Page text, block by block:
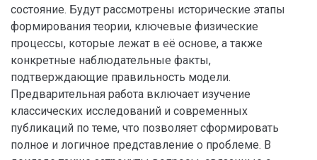
состояние. Будут рассмотрены исторические этапы
формирования теории, ключевые физические
процессы, которые лежат в её основе, а также
конкретные наблюдательные факты,
подтверждающие правильность модели.
Предварительная работа включает изучение
классических исследований и современных
публикаций по теме, что позволяет сформировать
полное и логичное представление о проблеме. В